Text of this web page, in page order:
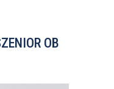
OB